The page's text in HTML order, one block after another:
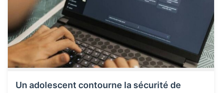
Un adolescent contourne la sécurité de